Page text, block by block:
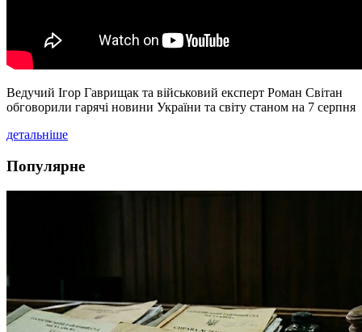
Ведучий Ігор Гаврищак та військовий експерт Роман Світан
обговорили гарячі новини України та світу станом на 7 серпня
детальніше
Популярне